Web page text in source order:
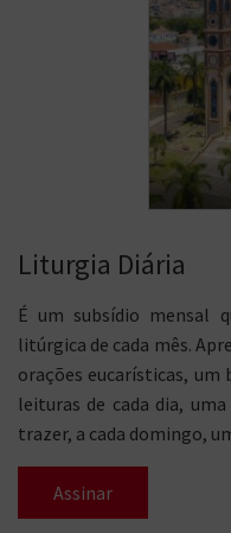
Liturgia Diária
É um subsídio mensal
litúrgica de cada mês.
orações eucarísticas, um
leituras de cada dia,
trazer, a cada domingo,
Assinar